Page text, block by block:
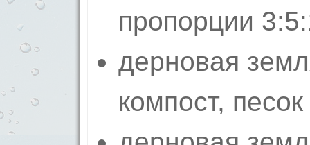
пропорции
дерновая
компост,